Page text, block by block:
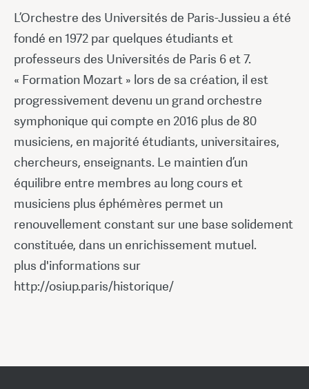
L’Orchestre des Universités de Paris-Jussieu a été
fondé en 1972 par quelques étudiants et
professeurs des Universités de Paris 6 et 7.
« Formation Mozart » lors de sa création, il est
progressivement devenu un grand orchestre
symphonique qui compte en 2016 plus de 80
musiciens, en majorité étudiants, universitaires,
chercheurs, enseignants. Le maintien d’un
équilibre entre membres au long cours et
musiciens plus éphémères permet un
renouvellement constant sur une base solidement
constituée, dans un enrichissement mutuel.
plus d'informations sur
http://osiup.paris/historique/